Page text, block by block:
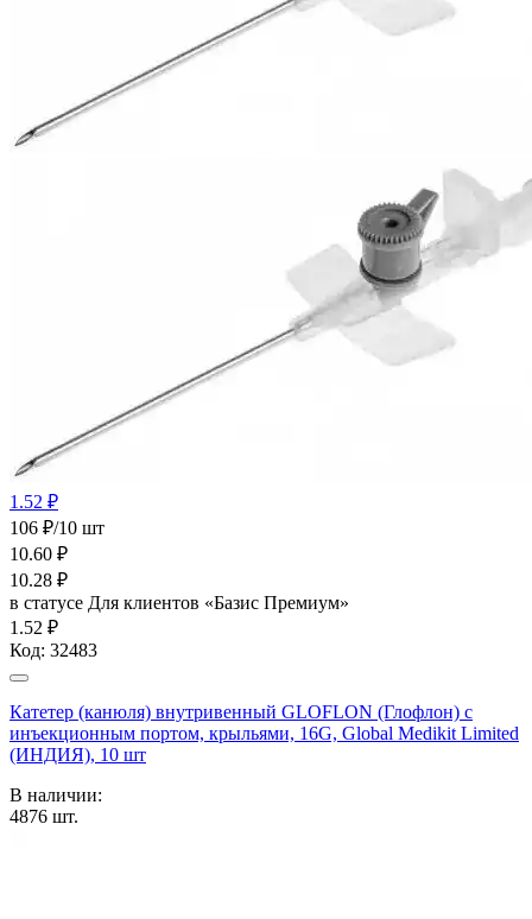
1.52 ₽
106 ₽/10 шт
10.60 ₽
10.28 ₽
в статусе Для клиентов «Базис Премиум»
1.52 ₽
Код: 32483
Катетер (канюля) внутривенный GLOFLON (Глофлон) с
инъекционным портом, крыльями, 16G, Global Medikit Limited
(ИНДИЯ), 10 шт
В наличии:
4876 шт.